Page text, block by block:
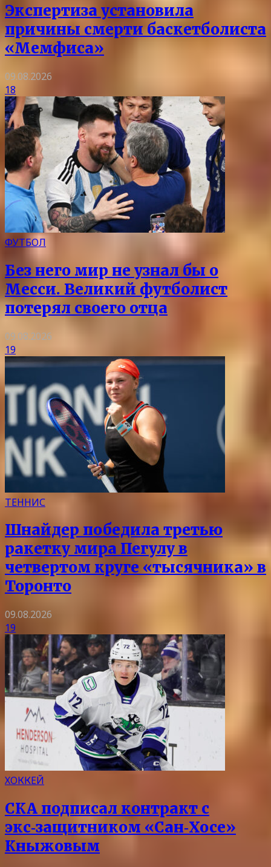
Экспертиза установила
причины смерти баскетболиста
«Мемфиса»
09.08.2026
18
ФУТБОЛ
Без него мир не узнал бы о
Месси. Великий футболист
потерял своего отца
09.08.2026
19
ТЕННИС
Шнайдер победила третью
ракетку мира Пегулу в
четвертом круге «тысячника» в
Торонто
09.08.2026
19
ХОККЕЙ
СКА подписал контракт с
экс‑защитником «Сан‑Хосе»
Кныжовым